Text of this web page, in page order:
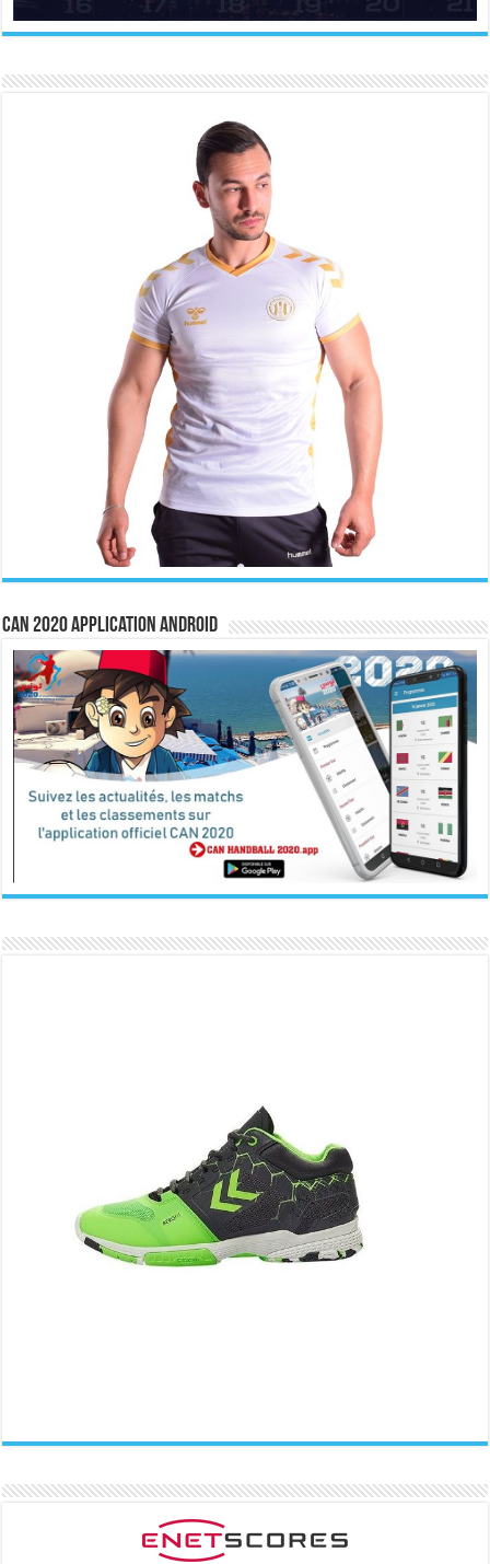
CAN 2020 Application Android